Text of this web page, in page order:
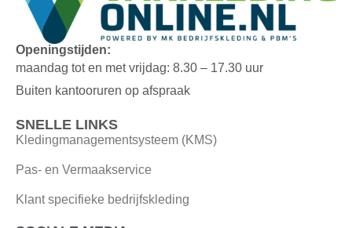
Openingstijden:
maandag tot en met vrijdag: 8.30 – 17.30 uur
Buiten kantooruren op afspraak
SNELLE LINKS
Kledingmanagementsysteem (KMS)
Pas- en Vermaakservice
Klant specifieke bedrijfskleding